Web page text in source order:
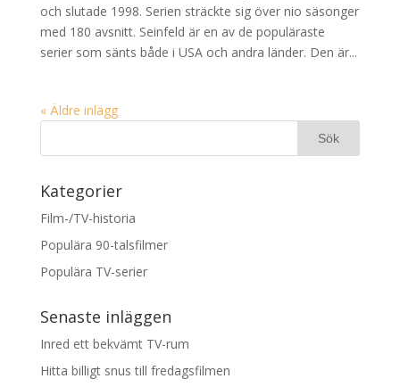
och slutade 1998. Serien sträckte sig över nio säsonger
med 180 avsnitt. Seinfeld är en av de populäraste
serier som sänts både i USA och andra länder. Den är...
« Äldre inlägg
Kategorier
Film-/TV-historia
Populära 90-talsfilmer
Populära TV-serier
Senaste inläggen
Inred ett bekvämt TV-rum
Hitta billigt snus till fredagsfilmen